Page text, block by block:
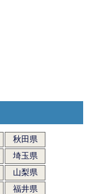
秋田県
埼玉県
山梨県
福井県